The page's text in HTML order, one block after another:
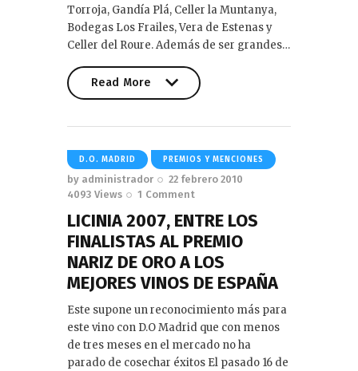
Torroja, Gandía Plá, Celler la Muntanya,
Bodegas Los Frailes, Vera de Estenas y
Celler del Roure. Además de ser grandes…
Read More
D.O. MADRID PREMIOS Y MENCIONES
by administrador
22 febrero 2010
4093 Views 1 Comment
LICINIA 2007, ENTRE LOS
FINALISTAS AL PREMIO
NARIZ DE ORO A LOS
MEJORES VINOS DE ESPAÑA
Este supone un reconocimiento más para
este vino con D.O Madrid que con menos
de tres meses en el mercado no ha
parado de cosechar éxitos El pasado 16 de